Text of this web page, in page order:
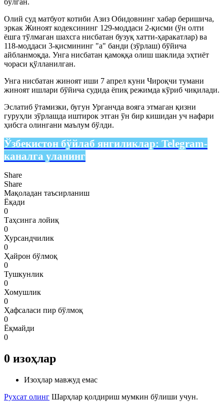
Олий суд матбуот котиби Азиз Обидовнинг хабар беришича,
эркак Жиноят кодексининг 129-моддаси 2-қисми (ўн олти
ёшга тўлмаган шахсга нисбатан бузуқ хатти-ҳаракатлар) ва
118-моддаси 3-қисмининг "а" банди (зўрлаш) бўйича
айбланмоқда. Унга нисбатан қамоққа олиш шаклида эҳтиёт
чораси қўлланилган.
Унга нисбатан жиноят иши 7 апрел куни Чироқчи тумани
жиноят ишлари бўйича судида ёпиқ режимда кўриб чиқилади.
Эслатиб ўтамизки, бугун Урганчда вояга этмаган қизни
гуруҳли зўрлашда иштирок этган ўн бир кишидан уч нафари
ҳибсга олингани маълум бўлди.
Ўзбекистон бўйлаб янгиликлар: Telegram-
каналга уланинг
Share
Share
Мақоладан таъсирланиш
Ёқади
0
Таҳсинга лойиқ
0
Хурсандчилик
0
Ҳайрон бўлмоқ
0
Тушкунлик
0
Хомушлик
0
Ҳафсаласи пир бўлмоқ
0
Ёқмайди
0
0 изоҳлар
Изоҳлар мавжуд емас
Рухсат олинг Шарҳлар қолдириш мумкин бўлиши учун.